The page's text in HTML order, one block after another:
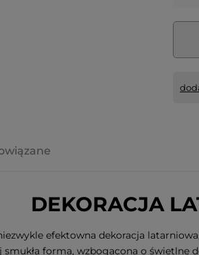
DEKORACJA
efektowna dekoracja
smukła forma, wzbogacona o świetlne